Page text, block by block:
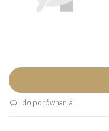
do porównania